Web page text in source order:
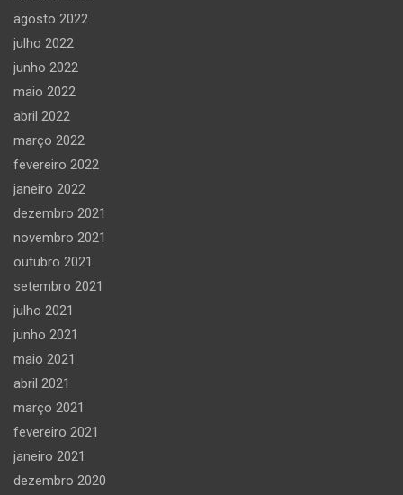
agosto 2022
julho 2022
junho 2022
maio 2022
abril 2022
março 2022
fevereiro 2022
janeiro 2022
dezembro 2021
novembro 2021
outubro 2021
setembro 2021
julho 2021
junho 2021
maio 2021
abril 2021
março 2021
fevereiro 2021
janeiro 2021
dezembro 2020